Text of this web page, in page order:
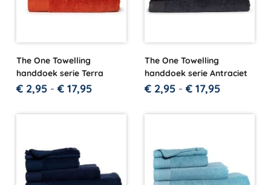
The One Towelling
handdoek serie Terra
€ 2,95 - € 17,95
The One Towelling
handdoek serie Antraciet
€ 2,95 - € 17,95